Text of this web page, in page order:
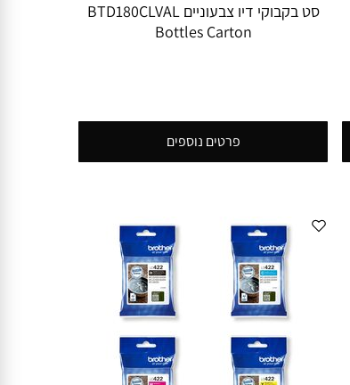
סט בקבוקי דיו צבעוניים BTD180CLVAL
Bottles Carton
פרטים נוספים